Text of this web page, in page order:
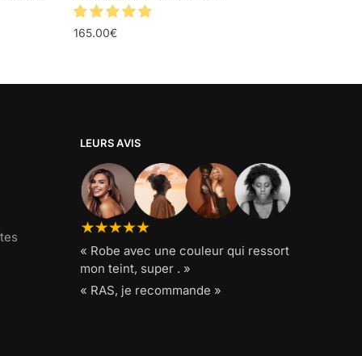
165.00€
LEURS AVIS
« Robe avec une couleur qui ressort
mon teint, super . »
« RAS, je recommande »